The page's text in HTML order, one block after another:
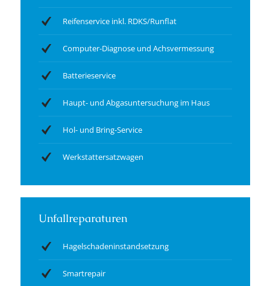
Reifenservice inkl. RDKS/Runflat
Computer-Diagnose und Achsvermessung
Batterieservice
Haupt- und Abgasuntersuchung im Haus
Hol- und Bring-Service
Werkstattersatzwagen
Unfallreparaturen
Hagelschadeninstandsetzung
Smartrepair